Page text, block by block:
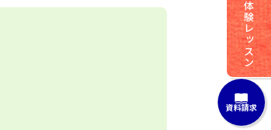
体験レッスン
資料請求